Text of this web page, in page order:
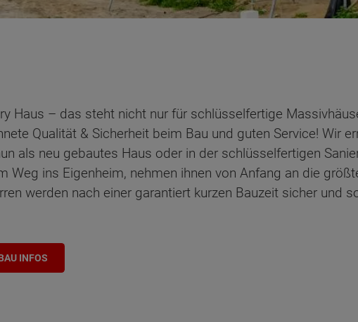
Haus – das steht nicht nur für schlüsselfertige
Qualität & Sicherheit beim Bau und guten Service! Wir
als neu gebautes Haus oder in der schlüsselfertigen
Weg ins Eigenheim, nehmen ihnen von Anfang an die
werden nach einer garantiert kurzen Bauzeit sicher und
INFOS